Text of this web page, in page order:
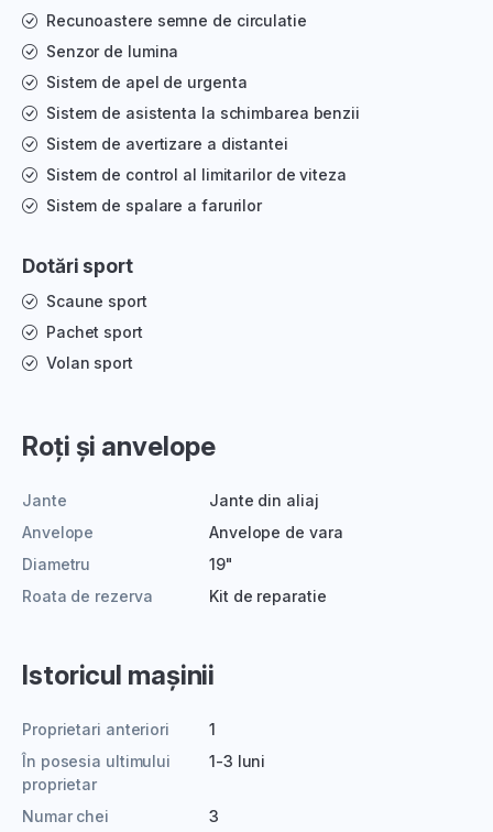
Recunoastere semne de circulatie
Senzor de lumina
Sistem de apel de urgenta
Sistem de asistenta la schimbarea benzii
Sistem de avertizare a distantei
Sistem de control al limitarilor de viteza
Sistem de spalare a farurilor
Dotări sport
Scaune sport
Pachet sport
Volan sport
Roți și anvelope
Jante
Jante din aliaj
Anvelope
Anvelope de vara
Diametru
19"
Roata de rezerva
Kit de reparatie
Istoricul mașinii
Proprietari anteriori
1
În posesia ultimului
proprietar
1-3 luni
Numar chei
3